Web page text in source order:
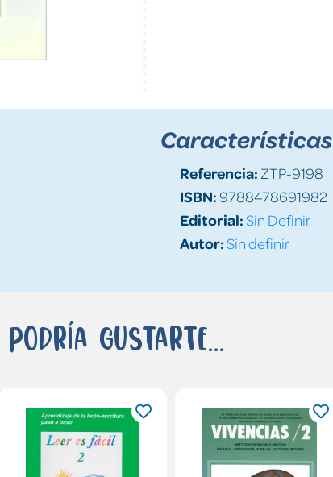
Características
Referencia: ZTP-9198
ISBN:9788478691982
Editorial:Sin Definir
Autor:Sin definir
podría gustarte...